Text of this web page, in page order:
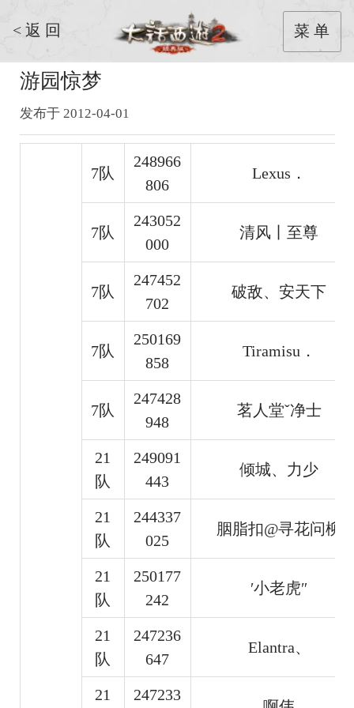
< 返 回 菜 单
游园惊梦
发布于 2012-04-01
7队
248966
806
Lexus．
7队
243052
000
清风丨至尊
7队
247452
702
破敌、安天下
7队
250169
858
Tiramisu．
7队
247428
948
茗人堂ˇ净士
21
队
249091
443
倾城、力少
21
队
244337
025
胭脂扣@寻花问柳
21
队
250177
242
′小老虎″
21
队
247236
647
Elantra、
21 247233